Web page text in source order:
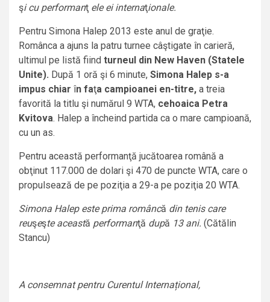
şi cu performanţ ele ei internaţionale.
Pentru Simona Halep 2013 este anul de graţie.
Românca a ajuns la patru turnee câştigate în carieră,
ultimul pe listă fiind turneul din New Haven (Statele
Unite). După 1 oră şi 6 minute, Simona Halep s-a
impus chiar în faţa campioanei en-titre, a treia
favorită la titlu şi numărul 9 WTA, cehoaica Petra
Kvitova. Halep a încheind partida ca o mare campioană,
cu un as.
Pentru această performanţă jucătoarea română a
obţinut 117.000 de dolari şi 470 de puncte WTA, care o
propulsează de pe poziţia a 29-a pe poziţia 20 WTA.
Simona Halep este prima româncă din tenis care
reuşeşte această performanţă după 13 ani. (Cătălin
Stancu)
A consemnat pentru Curentul Internațional,